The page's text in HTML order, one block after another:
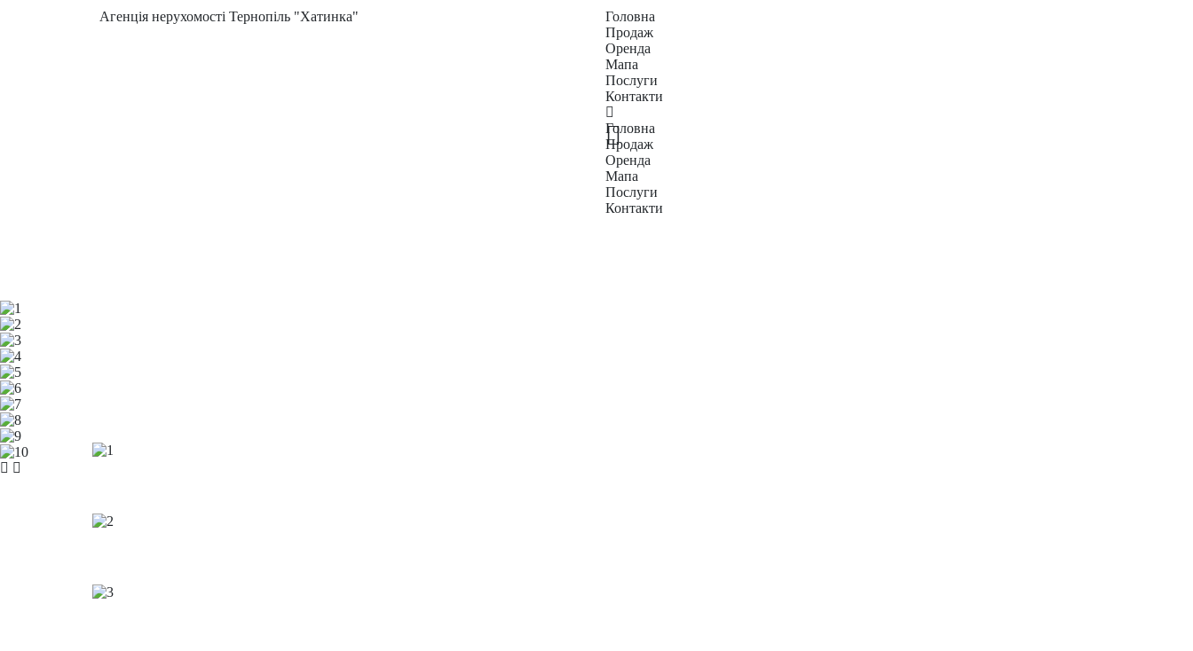
Агенція нерухомості Тернопіль "Хатинка"
Головна
Продаж
Оренда
Мапа
Послуги
Контакти
Головна
Продаж
Оренда
Мапа
Послуги
Контакти